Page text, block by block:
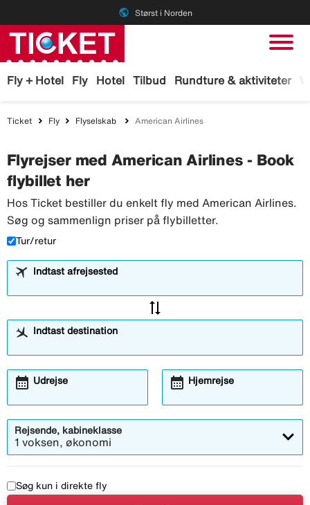
public Størst i Norden
Fly + Hotel Fly Hotel Tilbud Rundture & aktiviteter
Ticket Fly Flyselskab American Airlines
Flyrejser med American Airlines - Book
flybillet her
Hos Ticket bestiller du enkelt fly med American Airlines.
Søg og sammenlign priser på flybilletter.
Tur/retur
Indtast afrejsested
sync_alt
Indtast destination
Udrejse
Åbner
calendar_month Hjemrejse
Åbner
calendar_month
Rejsende, kabineklasse
1 voksen, økonomi
Søg kun i direkte fly